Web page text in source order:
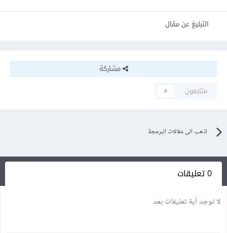
التبليغ عن مقال
مشاركة
متابعون
0
اذهب الى مقالات البرمجة
0 تعليقات
لا توجد أية تعليقات بعد